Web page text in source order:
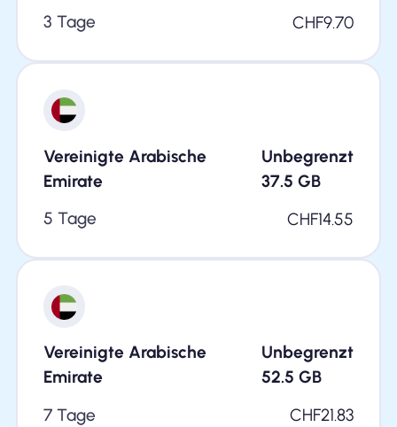
3 Tage
CHF9.70
Vereinigte Arabische
Emirate
Unbegrenzt
37.5 GB
5 Tage
CHF14.55
Vereinigte Arabische
Emirate
Unbegrenzt
52.5 GB
7 Tage
CHF21.83